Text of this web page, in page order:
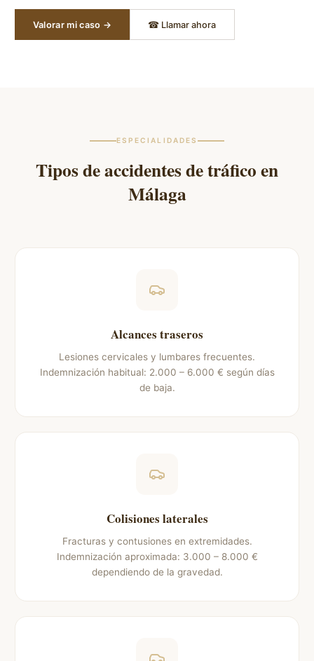
Valorar mi caso → ☎ Llamar ahora
ESPECIALIDADES
Tipos de accidentes de tráfico en
Málaga
Alcances traseros
Lesiones cervicales y lumbares frecuentes.
Indemnización habitual: 2.000 – 6.000 € según días
de baja.
Colisiones laterales
Fracturas y contusiones en extremidades.
Indemnización aproximada: 3.000 – 8.000 €
dependiendo de la gravedad.